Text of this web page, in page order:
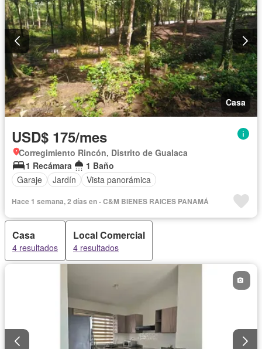
Casa
USD$ 175/mes
Corregimiento Rincón, Distrito de Gualaca
1 Recámara
1 Baño
Garaje
Jardín Vista panorámica
Hace 1 semana, 2 días en - C&M BIENES RAICES PANAMÁ
Casa
4 resultados
Local Comercial
4 resultados